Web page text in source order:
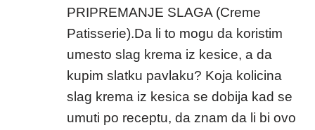
PRIPREMANJE SLAGA (Creme
Patisserie).Da li to mogu da koristim
umesto slag krema iz kesice, a da
kupim slatku pavlaku? Koja kolicina
slag krema iz kesica se dobija kad se
umuti po receptu, da znam da li bi ovo